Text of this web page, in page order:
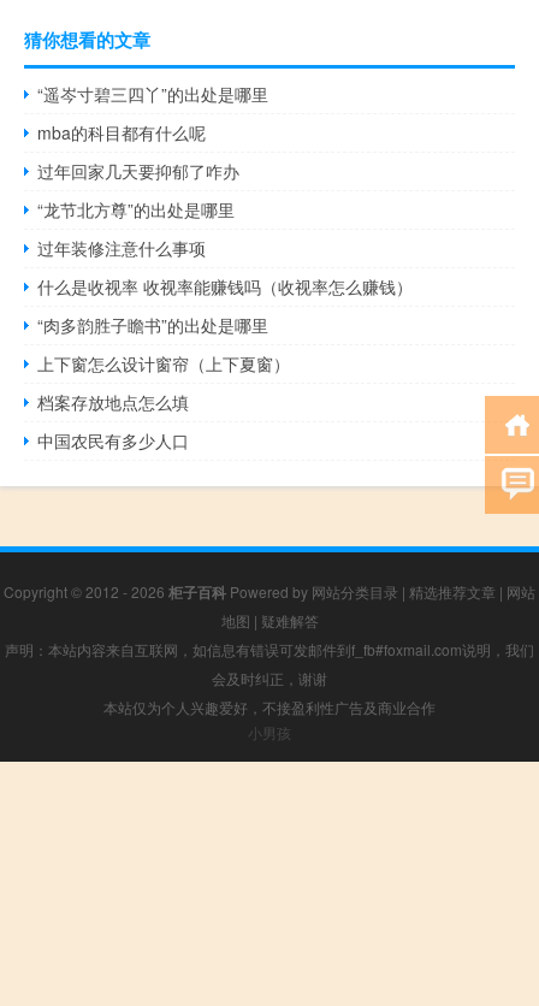
猜你想看的文章
“遥岑寸碧三四丫”的出处是哪里
mba的科目都有什么呢
过年回家几天要抑郁了咋办
“龙节北方尊”的出处是哪里
过年装修注意什么事项
什么是收视率 收视率能赚钱吗（收视率怎么赚钱）
“肉多韵胜子瞻书”的出处是哪里
上下窗怎么设计窗帘（上下夏窗）
档案存放地点怎么填
中国农民有多少人口
Copyright © 2012 - 2026 柜子百科 Powered by 网站分类目录 | 精选推荐文章 | 网站
地图 | 疑难解答
声明：本站内容来自互联网，如信息有错误可发邮件到f_fb#foxmail.com说明，我们
会及时纠正，谢谢
本站仅为个人兴趣爱好，不接盈利性广告及商业合作
小男孩